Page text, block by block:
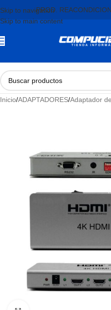
Skip to navigation
Skip to main content
PROD.
Inicio/ADAPTADORES/Adaptador